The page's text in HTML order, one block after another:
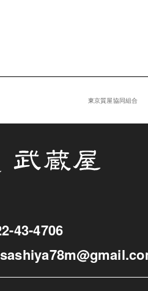
東京質屋協同組合
43-4706